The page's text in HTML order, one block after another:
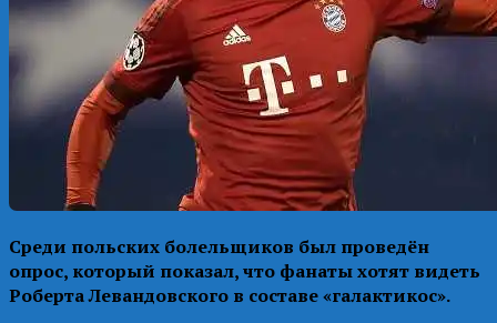
Среди польских болельщиков был проведён
опрос, который показал, что фанаты хотят видеть
Роберта Левандовского в составе «галактикос».